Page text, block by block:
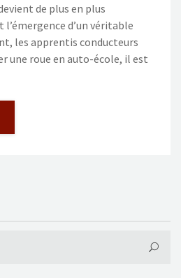
de plus en plus
d’un véritable
les apprentis conducteurs
une roue en auto-école, il est